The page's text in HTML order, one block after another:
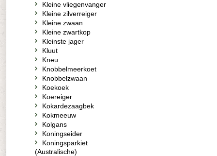
Kleine vliegenvanger
Kleine zilverreiger
Kleine zwaan
Kleine zwartkop
Kleinste jager
Kluut
Kneu
Knobbelmeerkoet
Knobbelzwaan
Koekoek
Koereiger
Kokardezaagbek
Kokmeeuw
Kolgans
Koningseider
Koningsparkiet
(Australische)